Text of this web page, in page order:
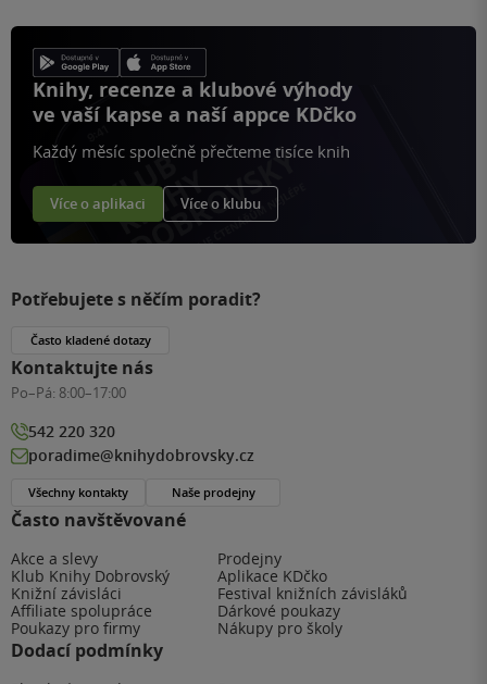
Knihy, recenze a klubové výhody
ve vaší kapse a naší appce KDčko
Každý měsíc společně přečteme tisíce knih
Více o aplikaci Více o klubu
Často navštěvované
Akce a slevy
Prodejny
Klub Knihy Dobrovský
Aplikace KDčko
Knižní závisláci
Festival knižních závisláků
Affiliate spolupráce
Dárkové poukazy
Poukazy pro firmy
Nákupy pro školy
Dodací podmínky
Potřebujete s něčím poradit?
Často kladené dotazy
Kontaktujte nás
Po–Pá: 8:00–17:00
542 220 320
poradime@knihydobrovsky.cz
Všechny kontakty Naše prodejny